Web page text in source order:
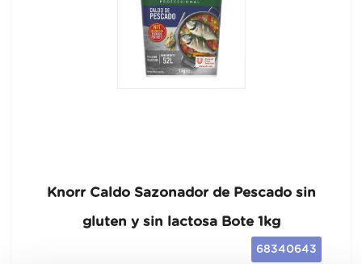
Knorr Caldo Sazonador de Pescado sin
gluten y sin lactosa Bote 1kg
68340643